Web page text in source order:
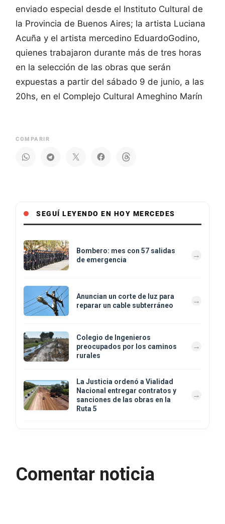
enviado especial desde el Instituto Cultural de
la Provincia de Buenos Aires; la artista Luciana
Acuña y el artista mercedino EduardoGodino,
quienes trabajaron durante más de tres horas
en la selección de las obras que serán
expuestas a partir del sábado 9 de junio, a las
20hs, en el Complejo Cultural Ameghino Marín
COMPARIR
SEGUÍ LEYENDO EN HOY MERCEDES
Bombero: mes con 57 salidas
de emergencia
Anuncian un corte de luz para
reparar un cable subterráneo
Colegio de Ingenieros
preocupados por los caminos
rurales
La Justicia ordenó a Vialidad
Nacional entregar contratos y
sanciones de las obras en la
Ruta 5
Comentar noticia